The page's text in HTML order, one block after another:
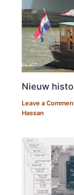
Nieuw
Leave a
Hassan